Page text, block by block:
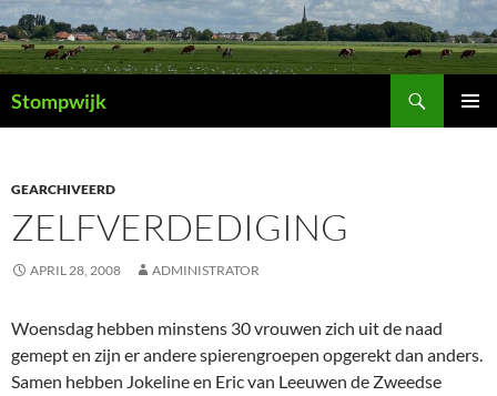
Ga
naar
de
inhoud
Stompwijk
GEARCHIVEERD
ZELFVERDEDIGING
APRIL 28, 2008 ADMINISTRATOR
Woensdag hebben minstens 30 vrouwen zich uit de naad
gemept en zijn er andere spierengroepen opgerekt dan anders.
Samen hebben Jokeline en Eric van Leeuwen de Zweedse